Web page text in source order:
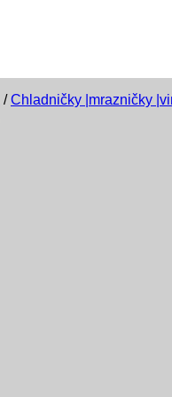
/ Chladničky |mrazničky